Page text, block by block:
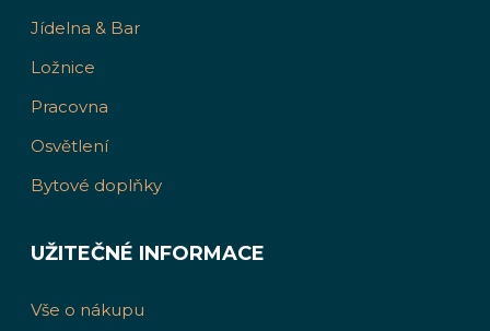
Jídelna & Bar
Ložnice
Pracovna
Osvětlení
Bytové doplňky
UŽITEČNÉ INFORMACE
Vše o nákupu